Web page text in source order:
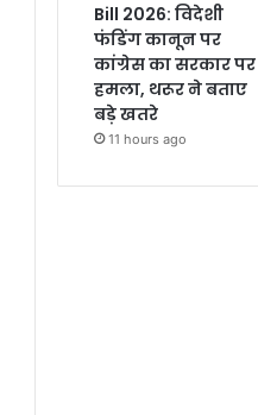
Bill 2026: विदेशी
फंडिंग कानून पर
कांग्रेस का सरकार पर
हमला, थरूर ने बताए
बड़े खतरे
11 hours ago